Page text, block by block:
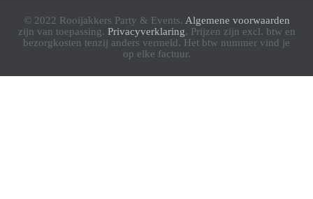
© 2022 Rooijakkers Party & Events. Algemene voorwaarden
zijn van toepassing. Privacyverklaring. Prijzen zijn excl. btw en
bezorgkosten tenzij anders vermeld. Het btw nummer vind je
op elke factuur.